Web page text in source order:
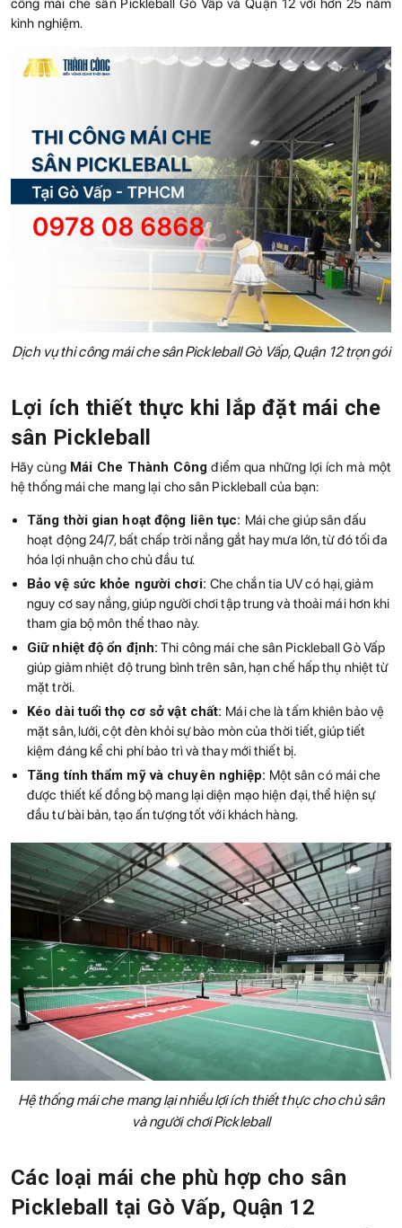
công mái che sân Pickleball Gò Vấp và Quận 12 với hơn 25 năm
kinh nghiệm.
Dịch vụ thi công mái che sân Pickleball Gò Vấp, Quận 12 trọn gói
Lợi ích thiết thực khi lắp đặt mái che
sân Pickleball
Hãy cùng Mái Che Thành Công điểm qua những lợi ích mà một
hệ thống mái che mang lại cho sân Pickleball của bạn:
Tăng thời gian hoạt động liên tục: Mái che giúp sân đấu
hoạt động 24/7, bất chấp trời nắng gắt hay mưa lớn, từ đó tối đa
hóa lợi nhuận cho chủ đầu tư.
Bảo vệ sức khỏe người chơi: Che chắn tia UV có hại, giảm
nguy cơ say nắng, giúp người chơi tập trung và thoải mái hơn khi
tham gia bộ môn thể thao này.
Giữ nhiệt độ ổn định: Thi công mái che sân Pickleball Gò Vấp
giúp giảm nhiệt độ trung bình trên sân, hạn chế hấp thụ nhiệt từ
mặt trời.
Kéo dài tuổi thọ cơ sở vật chất: Mái che là tấm khiên bảo vệ
mặt sân, lưới, cột đèn khỏi sự bào mòn của thời tiết, giúp tiết
kiệm đáng kể chi phí bảo trì và thay mới thiết bị.
Tăng tính thẩm mỹ và chuyên nghiệp: Một sân có mái che
được thiết kế đồng bộ mang lại diện mạo hiện đại, thể hiện sự
đầu tư bài bản, tạo ấn tượng tốt với khách hàng.
Hệ thống mái che mang lại nhiều lợi ích thiết thực cho chủ sân
và người chơi Pickleball
Các loại mái che phù hợp cho sân
Pickleball tại Gò Vấp, Quận 12